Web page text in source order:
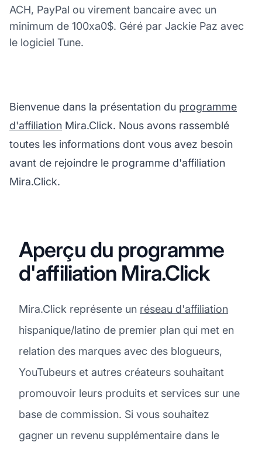
ACH, PayPal ou virement bancaire avec un
minimum de 100xa0$. Géré par Jackie Paz avec
le logiciel Tune.
Bienvenue dans la présentation du programme
d'affiliation Mira.Click. Nous avons rassemblé
toutes les informations dont vous avez besoin
avant de rejoindre le programme d'affiliation
Mira.Click.
Aperçu du programme
d'affiliation Mira.Click
Mira.Click représente un réseau d'affiliation
hispanique/latino de premier plan qui met en
relation des marques avec des blogueurs,
YouTubeurs et autres créateurs souhaitant
promouvoir leurs produits et services sur une
base de commission. Si vous souhaitez
gagner un revenu supplémentaire dans le